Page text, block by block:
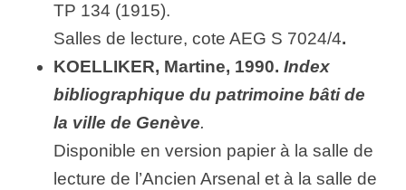
TP 134 (1915).
Salles de lecture, cote AEG S 7024/4.
KOELLIKER, Martine, 1990. Index
bibliographique du patrimoine bâti de
la ville de Genève.
Disponible en version papier à la salle de
lecture de l’Ancien Arsenal et à la salle de